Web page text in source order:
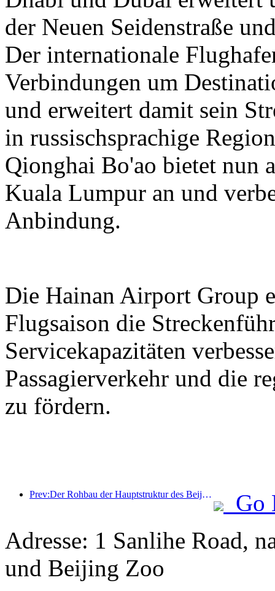
der Neuen Seidenstraße
Der internationale
Verbindungen um
und erweitert damit sein
in russischsprachige
Qionghai Bo'ao bietet nun
Kuala Lumpur an und
Anbindung.
Die Hainan Airport Group
Flugsaison die
Servicekapazitäten
Passagierverkehr und die
zu fördern.
Prev:Der Rohbau der Hauptstruktur des Beijing Haichang Ocean Park soll bis Ende des Jahres fertiggestellt sein; die Fertigstellung und Eröffnung werden für das Jahr 2027 erwartet.
Go
Adresse: 1 Sanlihe Road,
und Beijing Zoo